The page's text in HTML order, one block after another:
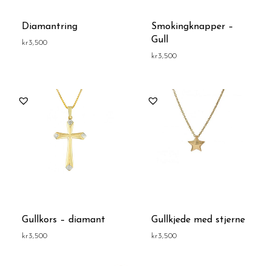
Diamantring
kr3,500
Smokingknapper –
Gull
kr3,500
Gullkors – diamant
kr3,500
Gullkjede med stjerne
kr3,500